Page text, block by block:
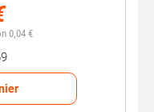
0,04 €